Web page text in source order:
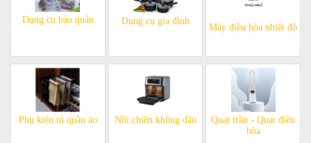
Dụng cụ bảo quản Dụng cụ gia đình
Máy điều hòa nhiệt độ
Phụ kiện tủ quần áo Nồi chiên không dầu
Quạt trần - Quạt điều
hòa